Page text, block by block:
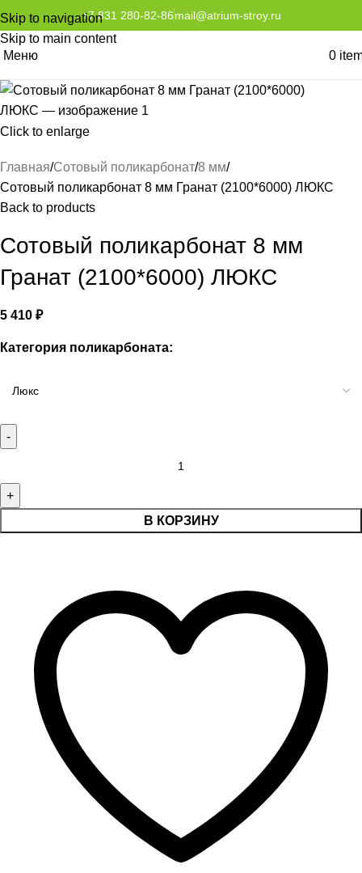
Skip to navigation
Skip to main content
+7 831 280-82-86mail@atrium-stroy.ru
Меню 0
Click to enlarge
Главная Сотовый поликарбонат 8 мм
Сотовый поликарбонат 8 мм Гранат (2100*6000) ЛЮКС
Back to products
Сотовый поликарбонат 8 мм
Гранат (2100*6000) ЛЮКС
5 410 ₽
Категория поликарбоната:
В КОРЗИНУ